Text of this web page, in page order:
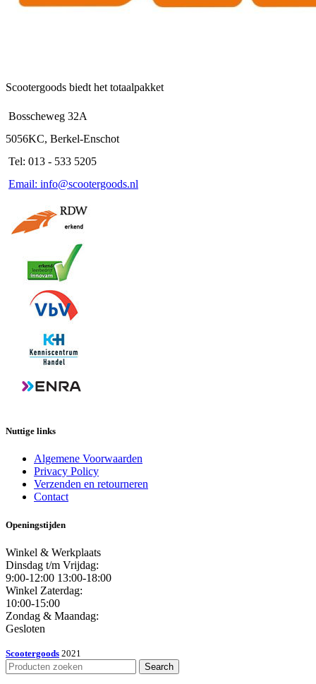
Scootergoods biedt het totaalpakket
Bosscheweg 32A
5056KC, Berkel-Enschot
Tel: 013 - 533 5205
Email: info@scootergoods.nl
Nuttige links
Algemene Voorwaarden
Privacy Policy
Verzenden en retourneren
Contact
Openingstijden
Winkel & Werkplaats
Dinsdag t/m Vrijdag:
9:00-12:00 13:00-18:00
Winkel Zaterdag:
10:00-15:00
Zondag & Maandag:
Gesloten
Scootergoods 2021
Search